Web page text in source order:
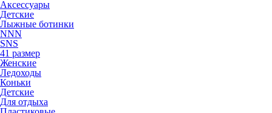
Аксессуары
Детские
Лыжные ботинки
NNN
SNS
41 размер
Женские
Ледоходы
Коньки
Детские
Для отдыха